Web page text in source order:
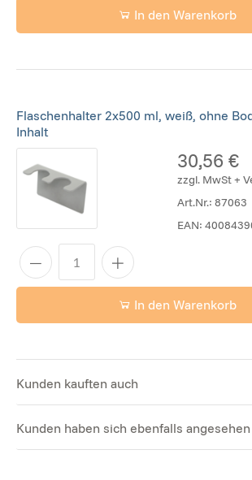
In den Warenkorb
Flaschenhalter 2x500 ml, weiß, ohne
Inhalt
30,56 €
zzgl. MwSt +
Art.Nr.:87063
EAN:
In den Warenkorb
Kunden kauften auch
Kunden haben sich ebenfalls angesehen